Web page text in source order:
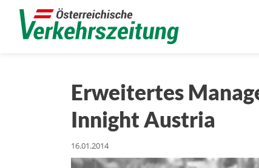
Erweitertes
Innight Austria
16.01.2014